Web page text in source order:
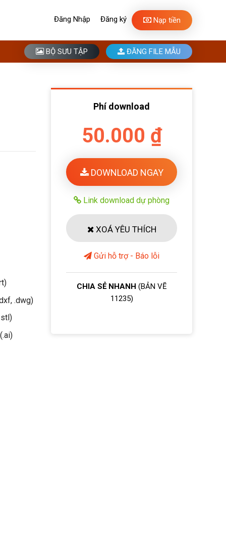
Đăng Nhập Đăng ký Nạp tiền
BỘ SƯU TẬP ĐĂNG FILE MẪU
.dwg)
Phí download
50.000 ₫
DOWNLOAD NGAY
Link download dự phòng
XOÁ YÊU THÍCH
Gửi hỗ trợ - Báo lỗi
CHIA SẺ NHANH (BẢN VẼ
11235)